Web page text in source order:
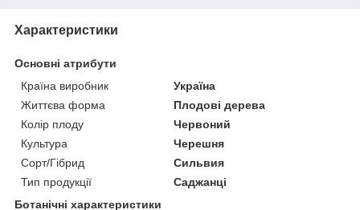
Характеристики
Основні атрибути
Країна виробник
Україна
Життєва форма
Плодові дерева
Колір плоду
Червоний
Культура
Черешня
Сорт/Гібрид
Сильвия
Тип продукції
Саджанці
Ботанічні характеристики